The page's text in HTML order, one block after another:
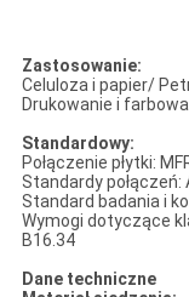
Zastosowanie:
Celuloza i papier/
Drukowanie i
Standardowy:
Połączenie płytki:
Standardy połączeń:
Standard badania i
Wymogi dotyczące
B16.34
Dane techniczne